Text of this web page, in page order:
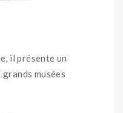
il présente un
musées